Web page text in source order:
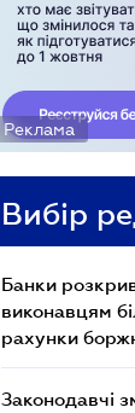
Реклама
Вибір
Банки
виконавцям
рахунки
Законодавчі